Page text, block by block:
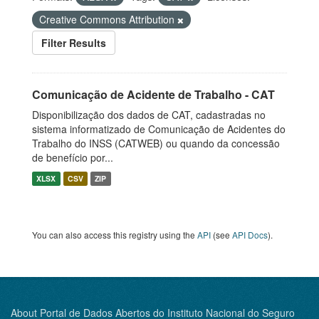
Creative Commons Attribution
Filter Results
Comunicação de Acidente de Trabalho - CAT
Disponibilização dos dados de CAT, cadastradas no
sistema informatizado de Comunicação de Acidentes do
Trabalho do INSS (CATWEB) ou quando da concessão
de benefício por...
XLSX CSV ZIP
You can also access this registry using the API (see API Docs).
About Portal de Dados Abertos do Instituto Nacional do Seguro